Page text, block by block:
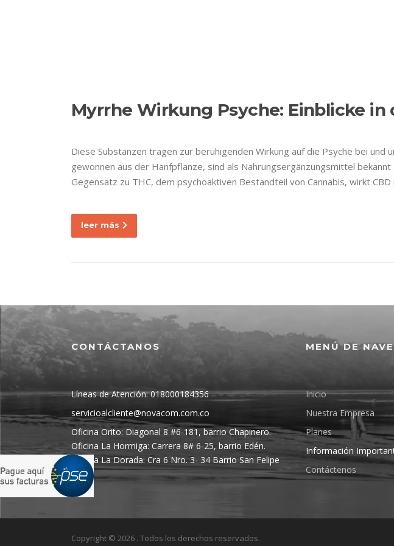
Myrrhe Wirkung Psyche: Einblicke in
Diese Substanzen tragen zur beruhigenden Wirkung auf die Psyche bei
gewonnen aus der Hanfpflanze, sind als Nahrungsergänzungsmittel
Gegensatz zu THC, dem psychoaktiven Bestandteil von Cannabis, wirkt CBD
leer más
CONTÁCTANOS
Líneas de Atención: 018000184356
servicioalcliente@novacom.com.co
Oficina Orito: Diagonal 8 #6-181, barrio Chapinero.
Oficina La Hormiga: Carrera 8# 6-25, barrio Edén.
Oficina La Dorada: Cra 6 Nro. 3- 34 Barrio San Felipe
MENÚ DE
Inicio
Nuestra Empresa
Planes
Información
Contáctenos
Copyright © 2026 . Todos los derechos reservados.